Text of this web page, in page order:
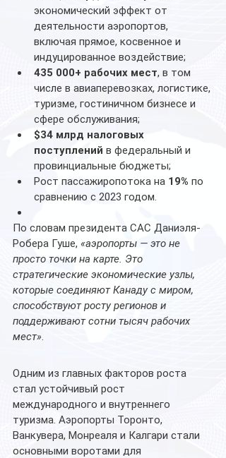
экономический эффект от
деятельности аэропортов,
включая прямое, косвенное и
индуцированное воздействие;
435 000+ рабочих мест, в том
числе в авиаперевозках, логистике,
туризме, гостиничном бизнесе и
сфере обслуживания;
$34 млрд налоговых
поступлений в федеральный и
провинциальные бюджеты;
Рост пассажиропотока на 19% по
сравнению с 2023 годом.
По словам президента CAC Даниэля-
Робера Гуше, «аэропорты — это не
просто точки на карте. Это
стратегические экономические узлы,
которые соединяют Канаду с миром,
способствуют росту регионов и
поддерживают сотни тысяч рабочих
мест».
Одним из главных факторов роста
стал устойчивый рост
международного и внутреннего
туризма. Аэропорты Торонто,
Ванкувера, Монреаля и Калгари стали
основными воротами для